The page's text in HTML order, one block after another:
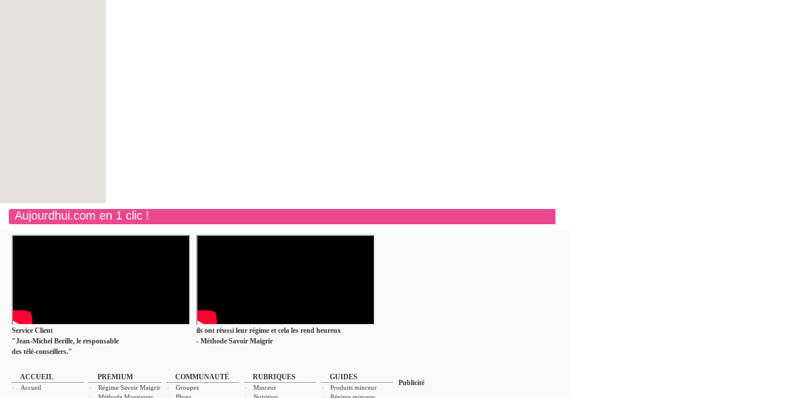
Aujourdhui.com en 1 clic !
Service Client
"Jean-Michel Berille, le responsable
des télé-conseillers."
ils ont réussi leur régime et cela les rend heureux
- Méthode Savoir Maigrir
ACCUEIL
Accueil
PREMIUM
Régime Savoir Maigrir
COMMUNAUTÉ
Groupes
RUBRIQUES
Minceur
GUIDES
Produits minceur
Publicité